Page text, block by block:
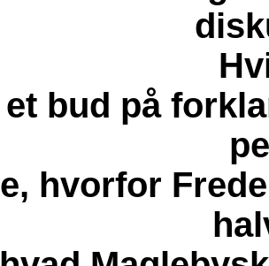
et bud på
hvorfor